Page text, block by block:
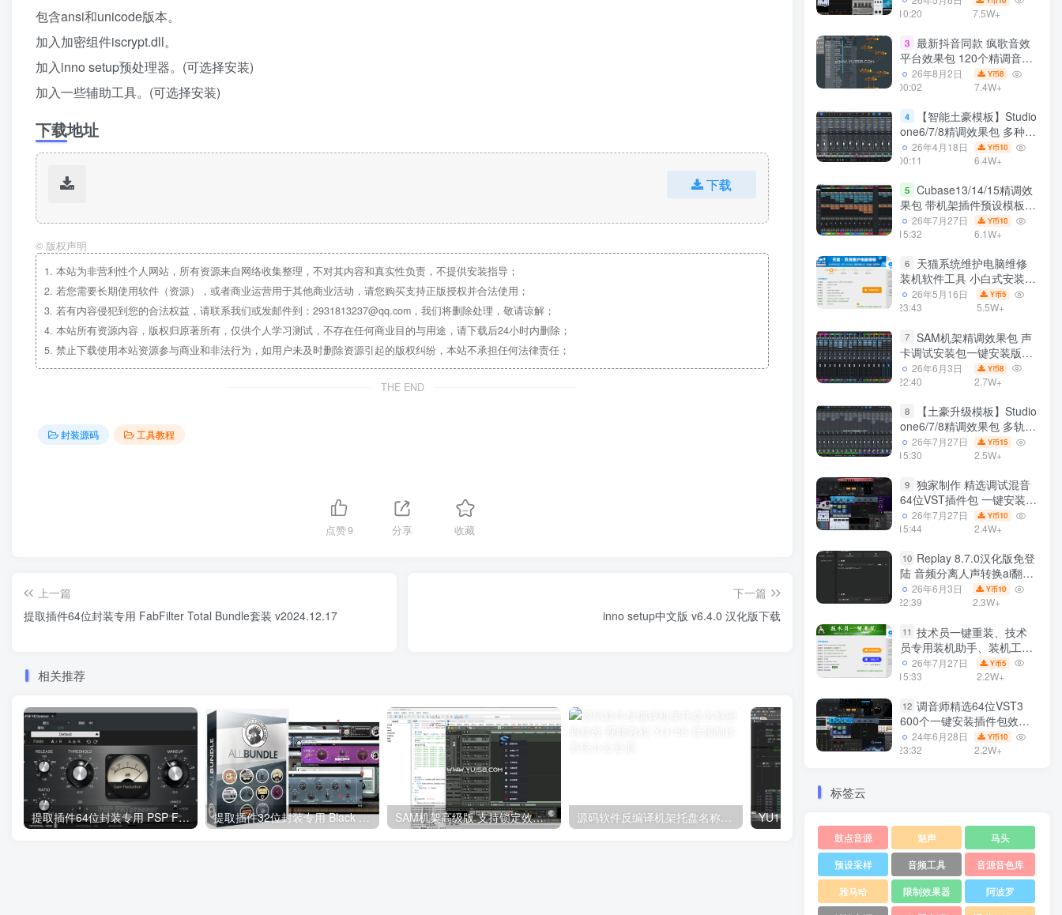
包含ansi和unicode版本。
加入加密组件iscrypt.dll。
加入inno setup预处理器。(可选择安装)
加入一些辅助工具。(可选择安装)
下载地址
下载
© 版权声明
1. 本站为非营利性个人网站，所有资源来自网络收集整理，不对其内容和真实性负责，不提供安装指导；
2. 若您需要长期使用软件（资源），或者商业运营用于其他商业活动，请您购买支持正版授权并合法使用；
3. 若有内容侵犯到您的合法权益，请联系我们或发邮件到：2931813237@qq.com，我们将删除处理，敬请谅解；
4. 本站所有资源内容，版权归原著所有，仅供个人学习测试，不存在任何商业目的与用途，请下载后24小时内删除；
5. 禁止下载使用本站资源参与商业和非法行为，如用户未及时删除资源引起的版权纠纷，本站不承担任何法律责任；
THE END
封装源码 工具教程
点赞9 分享 收藏
上一篇
提取插件64位封装专用 FabFilter Total Bundle套装 v2024.12.17
下一篇
inno setup中文版 v6.4.0 汉化版下载
相关推荐
提取插件64位封装专用 PSP FETpressor场效应晶体管压缩器 提取插件32位封装专用 Black Rooster Audio The ALL Bundle黑公鸡套装 SAM机架高级版 支持锁定效果 可修改信息 inno封装源码 源码软件反编译机架托盘名称密码修改 视频教程
v3.0 WiN 支持定制
10:20
7.5W+
3 最新抖音同款 疯歌音效
平台效果包 120个精调音效
包+软件自带170个音效
+600个插件 带安装教程全
26年8月2日
00:02
Y币8
7.4W+
4
【智能土豪模板】Studio
one6/7/8精调效果包 多种效
果模式可选 声卡调试好预设
带插件全套文件
26年4月18日
00:11
Y币10
6.4W+
5 Cubase13/14/15精调效
果包 带机架插件预设模板
声卡调试好效果工程文件
26年7月27日
15:32
Y币10
6.1W+
6
天猫系统维护电脑维修
装机软件工具 小白式安装
完全一键安装系统 电脑系统
装机软件 一键重装系统
26年5月16日
23:43
Y币5
5.5W+
7 SAM机架精调效果包 声
卡调试安装包一键安装版模
板 带插件预设效果文件
26年6月3日
22:40
Y币8
2.7W+
8
【土豪升级模板】Studio
one6/7/8精调效果包 多轨道
效果模式可选 声卡调试好预
设模板 带插件全套文件
26年7月27日
15:30
Y币15
2.5W+
9 独家制作 精选调试混音
64位VST插件包 一键安装
600个效果器合集v2.0 WiN
支持定制
26年7月27日
15:44
Y币10
2.4W+
10 Replay 8.7.0汉化版免登
陆 音频分离人声转换ai翻唱
支持50系显卡 一键安装
WiN
26年6月3日
22:39
Y币10
2.3W+
11 技术员一键重装、技术
员专用装机助手、装机工
具、电脑系统装机软件丶一
键安装系统
26年7月27日
15:33
Y币5
2.2W+
12 调音师精选64位VST3
600个一键安装插件包效果
器集合10G WiN
24年6月28日
23:32
Y币10
2.2W+
标签云
鼓点音源 魅声
马头
预设采样
音频工具
音源音色库
雅马哈
限制效果器
阿波罗